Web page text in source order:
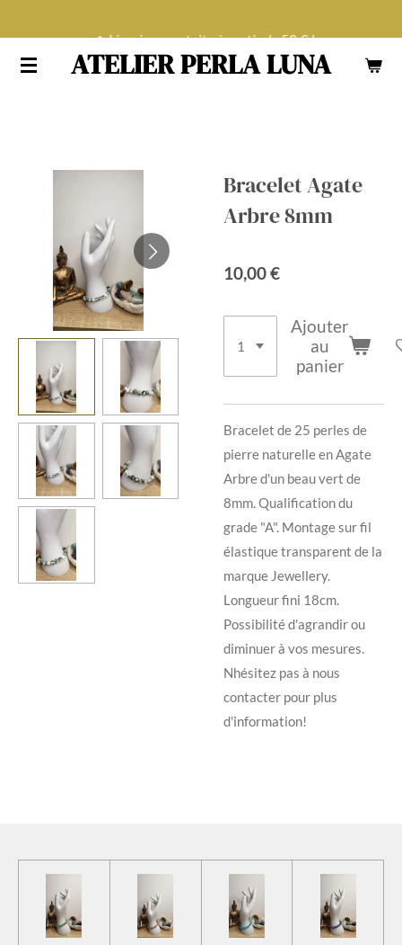
contenu
ATELIER PERLA LUNA
Livraison gratuite à partir de 50 € !
Bracelet Agate
Arbre 8mm
10,00 €
Ajouter
au
panier
Bracelet de 25 perles de
pierre naturelle en Agate
Arbre d'un beau vert de
8mm. Qualification du
grade "A". Montage sur fil
élastique transparent de la
marque Jewellery.
Longueur fini 18cm.
Possibilité d'agrandir ou
diminuer à vos mesures.
Nhésitez pas à nous
contacter pour plus
d'information!